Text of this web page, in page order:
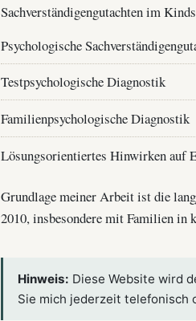
Sachverständigengutachten im
Psychologische
Testpsychologische Diagnostik
Familienpsychologische Diagnostik
Lösungsorientiertes Hinwirken auf
Grundlage meiner Arbeit ist die
2010, insbesondere mit Familien in
Hinweis: Diese Website wird
Sie mich jederzeit telefonisch